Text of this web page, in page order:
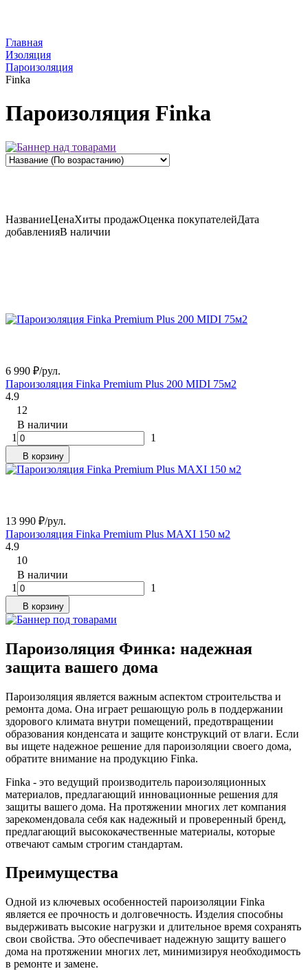
Главная
Изоляция
Пароизоляция
Finka
Пароизоляция Finka
НазваниеЦенаХиты продажОценка покупателейДата
добавленияВ наличии
6 990 ₽/рул.
Пароизоляция Finka Premium Plus 200 MIDI 75м2
4.9
12
В наличии
1
1
В корзину
13 990 ₽/рул.
Пароизоляция Finka Premium Plus MAXI 150 м2
4.9
10
В наличии
1
1
В корзину
Пароизоляция Финка: надежная
защита вашего дома
Пароизоляция является важным аспектом строительства и
ремонта дома. Она играет решающую роль в поддержании
здорового климата внутри помещений, предотвращении
образования конденсата и защите конструкций от влаги. Если
вы ищете надежное решение для пароизоляции своего дома,
обратите внимание на продукцию Finka.
Finka - это ведущий производитель пароизоляционных
материалов, предлагающий инновационные решения для
защиты вашего дома. На протяжении многих лет компания
зарекомендовала себя как надежный и проверенный бренд,
предлагающий высококачественные материалы, которые
отвечают самым строгим стандартам.
Преимущества
Одной из ключевых особенностей пароизоляции Finka
является ее прочность и долговечность. Изделия способны
выдерживать высокие нагрузки и длительное время сохранять
свои свойства. Это обеспечивает надежную защиту вашего
дома на протяжении многих лет, минимизируя необходимость
в ремонте и замене.